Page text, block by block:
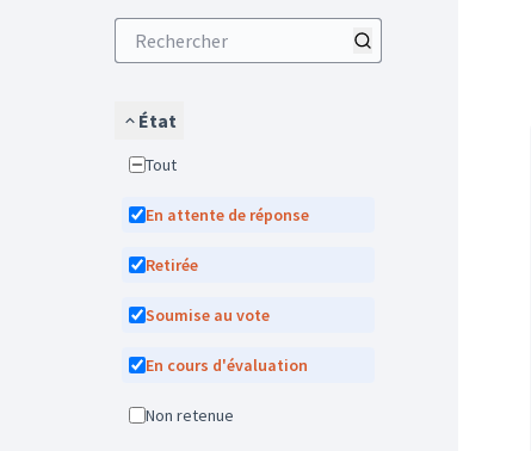
État
Tout
En attente de réponse
Retirée
Soumise au vote
En cours d'évaluation
Non retenue